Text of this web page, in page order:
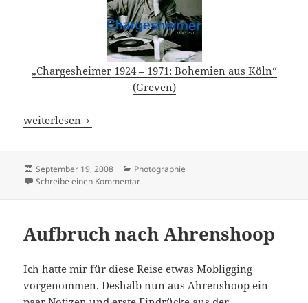
„Chargesheimer 1924 – 1971: Bohemien aus Köln“
(Greven)
Kreativ zu Hause
weiterlesen
Veröffentlicht
am
September 19, 2008 Kategorien
Photographie
Schreibe einen Kommentarzu Kreativ zu Hause
Aufbruch nach Ahrenshoop
Ich hatte mir für diese Reise etwas Mobligging
vorgenommen. Deshalb nun aus Ahrenshoop ein